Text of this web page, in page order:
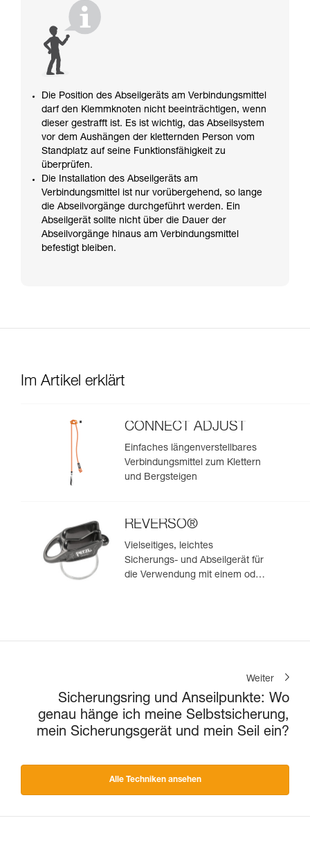
Die Position des Abseilgeräts am Verbindungsmittel
darf den Klemmknoten nicht beeinträchtigen, wenn
dieser gestrafft ist. Es ist wichtig, das Abseilsystem
vor dem Aushängen der kletternden Person vom
Standplatz auf seine Funktionsfähigkeit zu
überprüfen.
Die Installation des Abseilgeräts am
Verbindungsmittel ist nur vorübergehend, so lange
die Abseilvorgänge durchgeführt werden. Ein
Abseilgerät sollte nicht über die Dauer der
Abseilvorgänge hinaus am Verbindungsmittel
befestigt bleiben.
Im Artikel erklärt
CONNECT ADJUST
Einfaches längenverstellbares
Verbindungsmittel zum Klettern
und Bergsteigen
REVERSO®
Vielseitiges, leichtes
Sicherungs- und Abseilgerät für
die Verwendung mit einem oder
Weiter
Sicherungsring und Anseilpunkte: Wo
genau hänge ich meine Selbstsicherung,
mein Sicherungsgerät und mein Seil ein?
Alle Techniken ansehen